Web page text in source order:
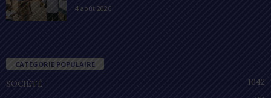
4 août 2026
CATÉGORIE POPULAIRE
SOCIÉTÉ
1042